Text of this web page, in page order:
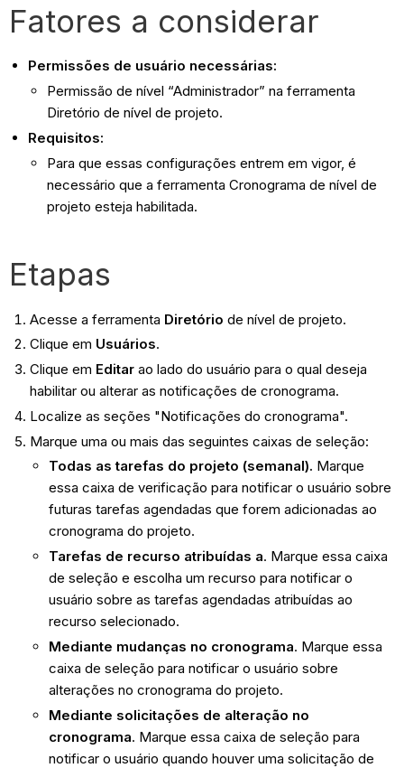
Fatores a considerar
Permissões de usuário necessárias:
Permissão de nível “Administrador” na ferramenta
Diretório de nível de projeto.
Requisitos:
Para que essas configurações entrem em vigor, é
necessário que a ferramenta Cronograma de nível de
projeto esteja habilitada.
Etapas
Acesse a ferramenta Diretório de nível de projeto.
Clique em Usuários.
Clique em Editar ao lado do usuário para o qual deseja
habilitar ou alterar as notificações de cronograma.
Localize as seções "Notificações do cronograma".
Marque uma ou mais das seguintes caixas de seleção:
Todas as tarefas do projeto (semanal). Marque
essa caixa de verificação para notificar o usuário sobre
futuras tarefas agendadas que forem adicionadas ao
cronograma do projeto.
Tarefas de recurso atribuídas a. Marque essa caixa
de seleção e escolha um recurso para notificar o
usuário sobre as tarefas agendadas atribuídas ao
recurso selecionado.
Mediante mudanças no cronograma. Marque essa
caixa de seleção para notificar o usuário sobre
alterações no cronograma do projeto.
Mediante solicitações de alteração no
cronograma. Marque essa caixa de seleção para
notificar o usuário quando houver uma solicitação de